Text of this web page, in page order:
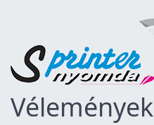
Vélemények